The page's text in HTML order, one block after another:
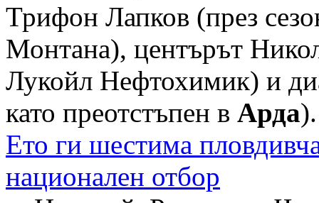
Трифон Лапков (през
Монтана), центърът
Лукойл Нефтохимик) и
като преотстъпен в Арда).
Ето ги шестима
национален отбор